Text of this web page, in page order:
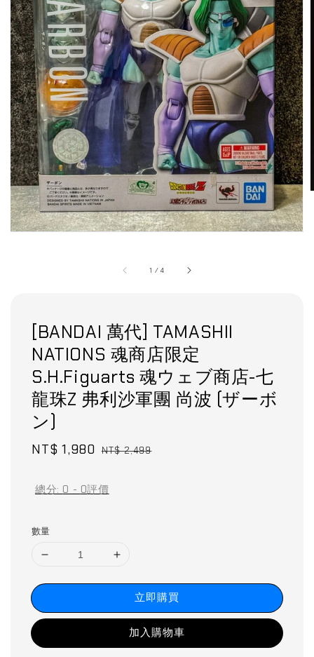
1 /4
[BANDAI 萬代] TAMASHII
NATIONS 魂商店限定
S.H.Figuarts 魂ウェブ商店-七
龍珠Z 弗利沙軍團 尚波 (ザーボ
ン)
Sale
NT$ 1,980 Regular
NT$ 2,499
總分: 0 - 0評價
數量
立即購買
加入購物車